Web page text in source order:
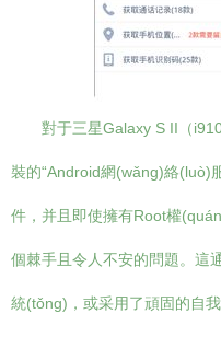
對于三星Galaxy S II（
裝的“Android網(wǎng)絡(luò)
件，并且即使擁有Root權
個棘手且令人不安的問題。這
統(tǒng)，或采用了頑固的自